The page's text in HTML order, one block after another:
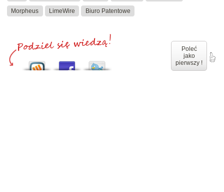
Morpheus LimeWire Biuro Patentowe
Poleć
jako
pierwszy !